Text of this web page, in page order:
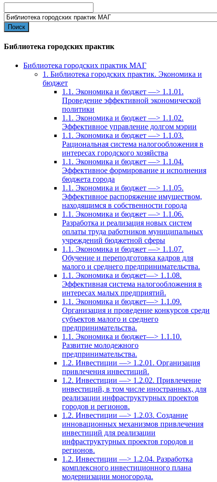
for:
Библиотека городских практик
Библиотека городских практик МАГ
1. Библиотека городских практик. Экономика и
бюджет
1.1. Экономика и бюджет —> 1.1.01.
Проведение эффективной экономической
политики
1.1. Экономика и бюджет —> 1.1.02.
Эффективное управление долгом мэрии
1.1. Экономика и бюджет —> 1.1.03.
Рациональная система налогообложения в
интересах городского хозяйства
1.1. Экономика и бюджет —> 1.1.04.
Эффективное формирование и исполнения
бюджета города
1.1. Экономика и бюджет —> 1.1.05.
Эффективное распоряжение имуществом,
находящимся в собственности города
1.1. Экономика и бюджет —> 1.1.06.
Разработка и реализация новых систем
оплаты труда работников муниципальных
учреждений бюджетной сферы
1.1. Экономика и бюджет —> 1.1.07.
Обучение и переподготовка кадров для
малого и среднего предпринимательства.
1.1. Экономика и бюджет—> 1.1.08.
Эффективная система налогообложения в
интересах малых предприятий.
1.1. Экономика и бюджет—> 1.1.09.
Организация и проведение конкурсов среди
субъектов малого и среднего
предпринимательства.
1.1. Экономика и бюджет—> 1.1.10.
Развитие молодежного
предпринимательства.
1.2. Инвестиции —> 1.2.01. Организация
привлечения инвестиций.
1.2. Инвестиции —> 1.2.02. Привлечение
инвестиций, в том числе иностранных, для
реализации инфраструктурных проектов
городов и регионов.
1.2. Инвестиции —> 1.2.03. Создание
инновационных механизмов привлечения
инвестиций для реализации
инфраструктурных проектов городов и
регионов.
1.2. Инвестиции —> 1.2.04. Разработка
комплексного инвестиционного плана
модернизации моногорода.